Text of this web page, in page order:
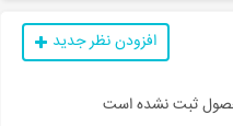
افزودن نظر جدید
ثبت نشده است